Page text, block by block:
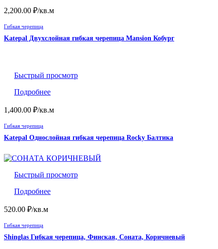
2,200.00 ₽/кв.м
Гибкая черепица
Katepal Двухслойная гибкая черепица Mansion Кобург
Быстрый просмотр
Подробнее
1,400.00 ₽/кв.м
Гибкая черепица
Katepal Однослойная гибкая черепица Rocky Балтика
Быстрый просмотр
Подробнее
520.00 ₽/кв.м
Гибкая черепица
Shinglas Гибкая черепица, Финская, Соната, Коричневый